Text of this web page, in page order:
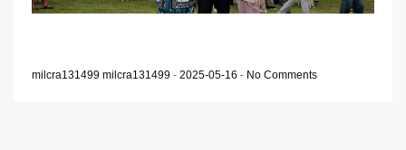
milcra131499 milcra131499 - 2025-05-16 - No Comments